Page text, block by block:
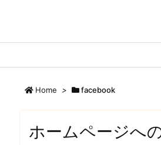
Home > facebook
ホームページへ